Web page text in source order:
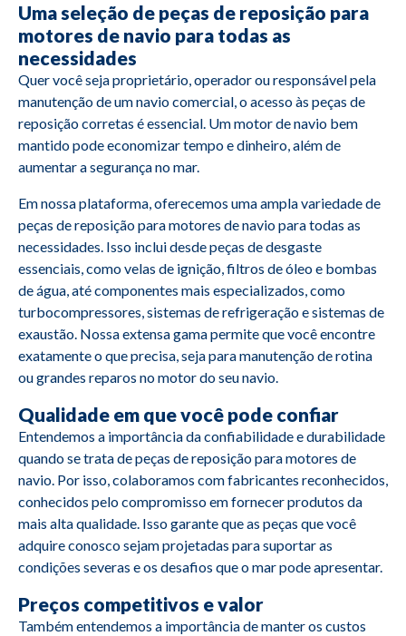
Uma seleção de peças de reposição para
motores de navio para todas as
necessidades
Quer você seja proprietário, operador ou responsável pela
manutenção de um navio comercial, o acesso às peças de
reposição corretas é essencial. Um motor de navio bem
mantido pode economizar tempo e dinheiro, além de
aumentar a segurança no mar.
Em nossa plataforma, oferecemos uma ampla variedade de
peças de reposição para motores de navio para todas as
necessidades. Isso inclui desde peças de desgaste
essenciais, como velas de ignição, filtros de óleo e bombas
de água, até componentes mais especializados, como
turbocompressores, sistemas de refrigeração e sistemas de
exaustão. Nossa extensa gama permite que você encontre
exatamente o que precisa, seja para manutenção de rotina
ou grandes reparos no motor do seu navio.
Qualidade em que você pode confiar
Entendemos a importância da confiabilidade e durabilidade
quando se trata de peças de reposição para motores de
navio. Por isso, colaboramos com fabricantes reconhecidos,
conhecidos pelo compromisso em fornecer produtos da
mais alta qualidade. Isso garante que as peças que você
adquire conosco sejam projetadas para suportar as
condições severas e os desafios que o mar pode apresentar.
Preços competitivos e valor
Também entendemos a importância de manter os custos